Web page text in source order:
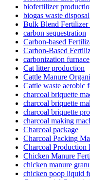
biofertilizer
biogas waste disposal
Bulk Blend Fertilizer
carbon sequestration
Carbon-based
Carbon-Based
carbonization furnace
Cat litter production
Cattle Manure
Cattle waste aerobic
charcoal briquette
charcoal briquette
charcoal briquette
charcoal making
Charcoal package
Charcoal Packing
Charcoal Production
Chicken Manure
chicken manure
chicken poop liquid